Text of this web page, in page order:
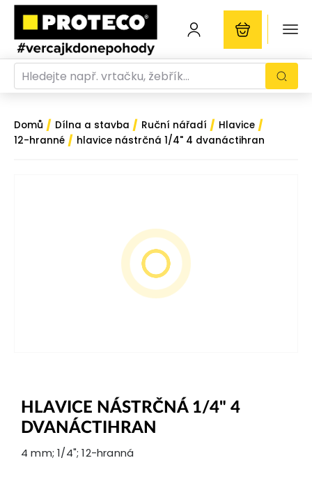
Domů / Dílna a stavba / Ruční nářadí / Hlavice /
12-hranné / hlavice nástrčná 1/4" 4 dvanáctihran
HLAVICE NÁSTRČNÁ 1/4" 4
DVANÁCTIHRAN
4 mm; 1/4"; 12-hranná